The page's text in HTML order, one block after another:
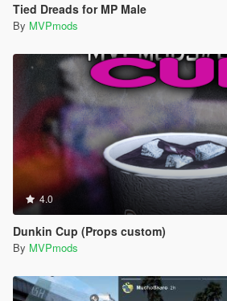
Tied Dreads for MP Male
By MVPmods
4.0
Dunkin Cup (Props custom)
By MVPmods